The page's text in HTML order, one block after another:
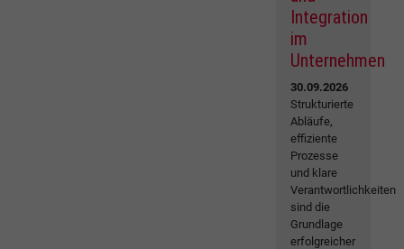
Integration
im
Unternehmen
30.09.2026
Strukturierte
Abläufe,
effiziente
Prozesse
und klare
Verantwortlichkeiten
sind die
Grundlage
erfolgreicher